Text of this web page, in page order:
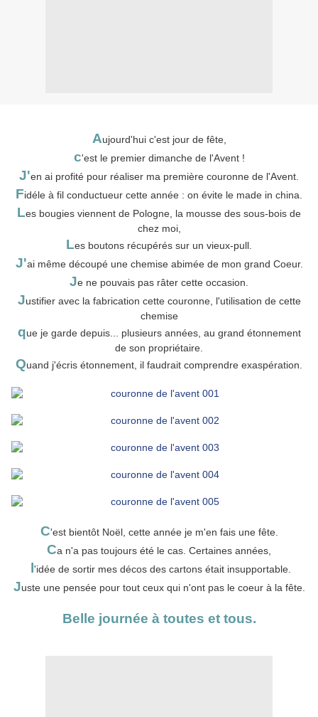
Aujourd'hui c'est jour de fête,
c'est le premier dimanche de l'Avent !
J'en ai profité pour réaliser ma première couronne de l'Avent.
Fidéle à fil conductueur cette année : on évite le made in china.
Les bougies viennent de Pologne, la mousse des sous-bois de
chez moi,
Les boutons récupérés sur un vieux-pull.
J'ai même découpé une chemise abimée de mon grand Coeur.
Je ne pouvais pas râter cette occasion.
Justifier avec la fabrication cette couronne, l'utilisation de cette
chemise
que je garde depuis... plusieurs années, au grand étonnement
de son propriétaire.
Quand j'écris étonnement, il faudrait comprendre exaspération.
C'est bientôt Noël, cette année je m'en fais une fête.
Ca n'a pas toujours été le cas. Certaines années,
'idée de sortir mes décos des cartons était insupportable.
Juste une pensée pour tout ceux qui n'ont pas le coeur à la fête.
Belle journée à toutes et tous.